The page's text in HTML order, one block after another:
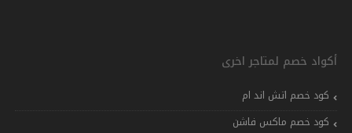
أكواد خصم لمتاجر اخرى
كود خصم اتش اند ام
كود خصم ماكس فاشن